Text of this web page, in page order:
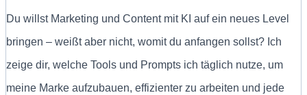
Du willst Marketing und Content mit KI auf ein neues Level
bringen – weißt aber nicht, womit du anfangen sollst? Ich
zeige dir, welche Tools und Prompts ich täglich nutze, um
meine Marke aufzubauen, effizienter zu arbeiten und jede